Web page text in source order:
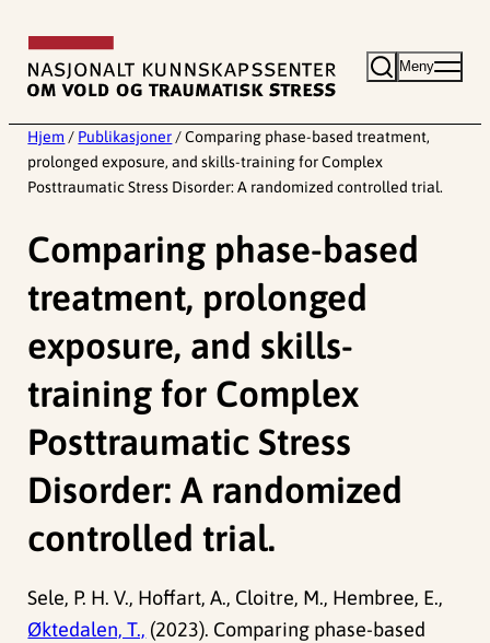
innhold
Meny
Hjem / Publikasjoner / Comparing phase-based treatment,
prolonged exposure, and skills-training for Complex
Posttraumatic Stress Disorder: A randomized controlled trial.
Comparing phase-based
treatment, prolonged
exposure, and skills-
training for Complex
Posttraumatic Stress
Disorder: A randomized
controlled trial.
Sele, P. H. V., Hoffart, A., Cloitre, M., Hembree, E.,
Øktedalen, T., (2023). Comparing phase-based